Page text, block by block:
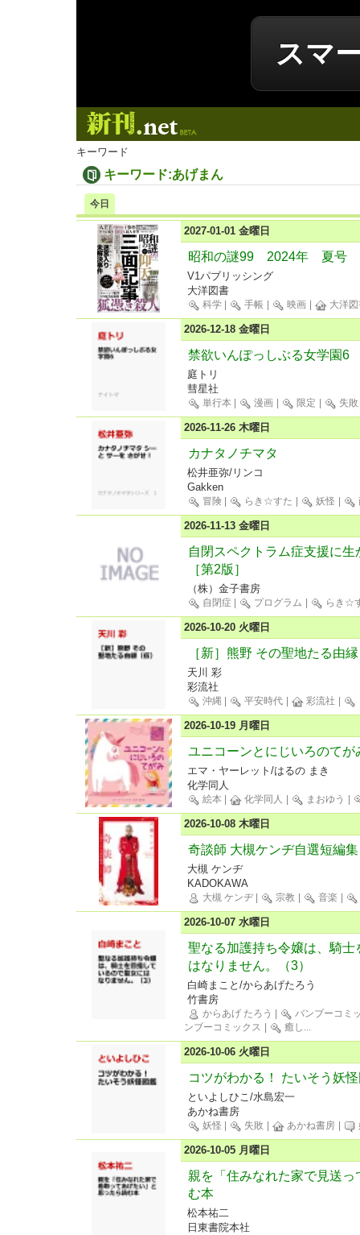
スマ
キーワード
キーワード:あげまん
今日
2027-01-01 金曜日
昭和の謎99 2024年 夏号
V1パブリッシング
大洋図書
科学 手帳 映画 大洋図
2026-12-18 金曜日
禁欲いんぽっしぶる女学園6
庭トリ
彗星社
単行本 漫画 限定 失敗
2026-11-26 木曜日
カナタノチマタ
松井亜弥/リンコ
Gakken
冒険 らき☆すた 妖怪
2026-11-13 金曜日
自閉スペクトラム症支援に
［第2版］
（株）金子書房
自閉症 プログラム らき☆
2026-10-20 火曜日
［新］熊野 その聖地たる由
天川 彩
彩流社
沖縄 平安時代 彩流社
2026-10-19 月曜日
ユニコーンとにじいろのてが
エマ・ヤーレット/はるの まき
化学同人
絵本 化学同人 まおゆう
2026-10-08 木曜日
奇談師 大槻ケンヂ自選短編集
大槻 ケンヂ
KADOKAWA
大槻 ケンヂ 宗教 音楽
2026-10-07 水曜日
聖なる加護持ち令嬢は、騎
はなりません。（3）
白崎まこと/からあげたろう
竹書房
からあげ たろう
バンブーコミ
ンブーコミックス
癒し ...
2026-10-06 火曜日
コツがわかる！ たいそう妖
といよしひこ/水島宏一
あかね書房
妖怪 失敗 あかね書房
2026-10-05 月曜日
親を「住みなれた家で見送
む本
松本祐二
日東書院本社